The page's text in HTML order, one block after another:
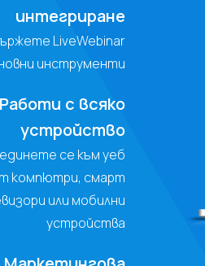
интегриране
LiveWebinar
инструменти
Работи с всяко
устройство
се към уеб
компютри, смарт
или мобилни
устройства